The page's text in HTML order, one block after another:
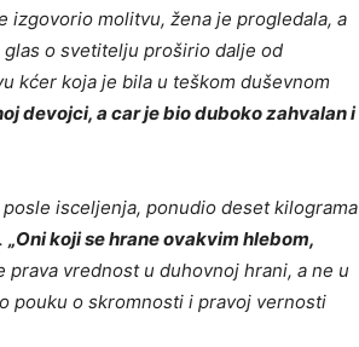
izgovorio molitvu, žena je progledala, a
o svetitelju proširio dalje od
kćer koja je bila u teškom duševnom
devojci, a car je bio duboko zahvalan i
isceljenja, ponudio deset kilograma
„Oni koji se hrane ovakvim hlebom,
prava vrednost u duhovnoj hrani, a ne u
pouku o skromnosti i pravoj vernosti